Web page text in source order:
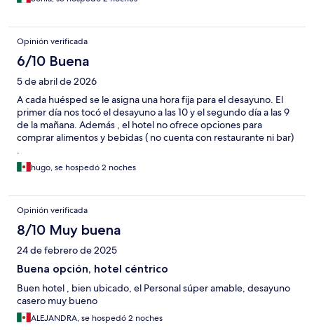
Opinión verificada
6/10 Buena
5 de abril de 2026
A cada huésped se le asigna una hora fija para el desayuno. El
primer día nos tocó el desayuno a las 10 y el segundo día a las 9
de la mañana. Además , el hotel no ofrece opciones para
comprar alimentos y bebidas ( no cuenta con restaurante ni bar)
.
hugo, se hospedó 2 noches
Opinión verificada
8/10 Muy buena
24 de febrero de 2025
Buena opción, hotel céntrico
Buen hotel , bien ubicado, el Personal súper amable, desayuno
casero muy bueno
ALEJANDRA, se hospedó 2 noches